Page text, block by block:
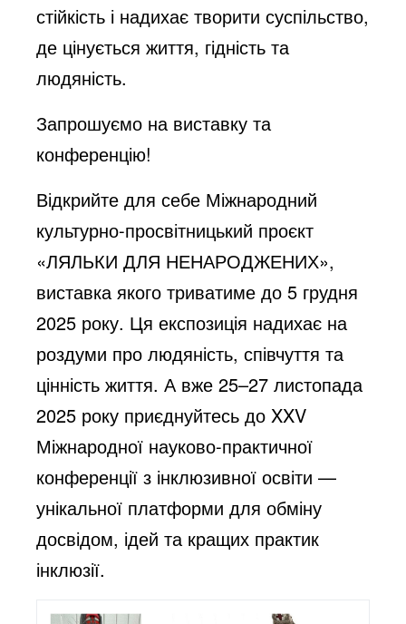
стійкість і надихає творити суспільство,
де цінується життя, гідність та
людяність.
Запрошуємо на виставку та
конференцію!
Відкрийте для себе Міжнародний
культурно-просвітницький проєкт
«ЛЯЛЬКИ ДЛЯ НЕНАРОДЖЕНИХ»,
виставка якого триватиме до 5 грудня
2025 року. Ця експозиція надихає на
роздуми про людяність, співчуття та
цінність життя. А вже 25–27 листопада
2025 року приєднуйтесь до XXV
Міжнародної науково-практичної
конференції з інклюзивної освіти —
унікальної платформи для обміну
досвідом, ідей та кращих практик
інклюзії.